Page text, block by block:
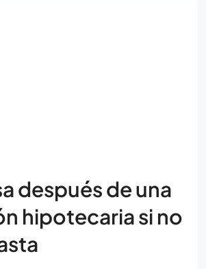
después de una
hipotecaria si no